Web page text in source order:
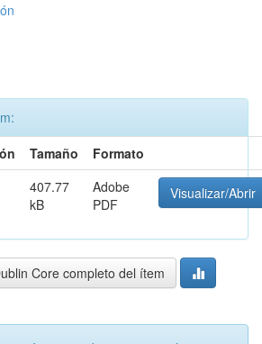
Tamaño
Formato
407.77
kB
Adobe
PDF
Visualizar/Abrir
Core completo del ítem